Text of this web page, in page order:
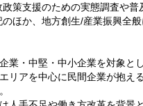
政策支援のための実態調査や普
のほか、地方創生/産業振興全
企業・中堅・中小企業を対象と
リアを中心に民間企業が抱え